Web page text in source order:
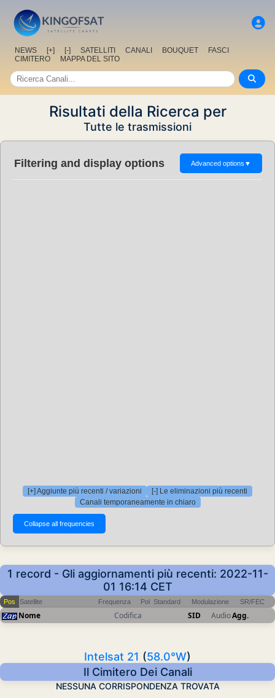
NEWS [+] [-] SATELLITI CANALI BOUQUET
FASCI
CIMITERO
MAPPA DEL SITO
Risultati della Ricerca per
Tutte le trasmissioni
Filtering and display options Advanced options ▼
[+] Aggiunte più recenti / variazioni
[-] Le eliminazioni più recenti
Canali temporaneamente in chiaro
1 record - Gli aggiornamenti più recenti: 2022-11-
01 16:14 CET
Pos Satellite Frequenza Pol Standard Modulazione SR/FEC
Nome Codifica SID AudioAgg.
Intelsat 21 (58.0°W)
Il Cimitero Dei Canali
NESSUNA CORRISPONDENZA TROVATA